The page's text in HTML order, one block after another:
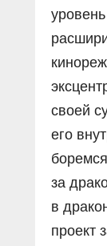
своей
его
за
в
проект